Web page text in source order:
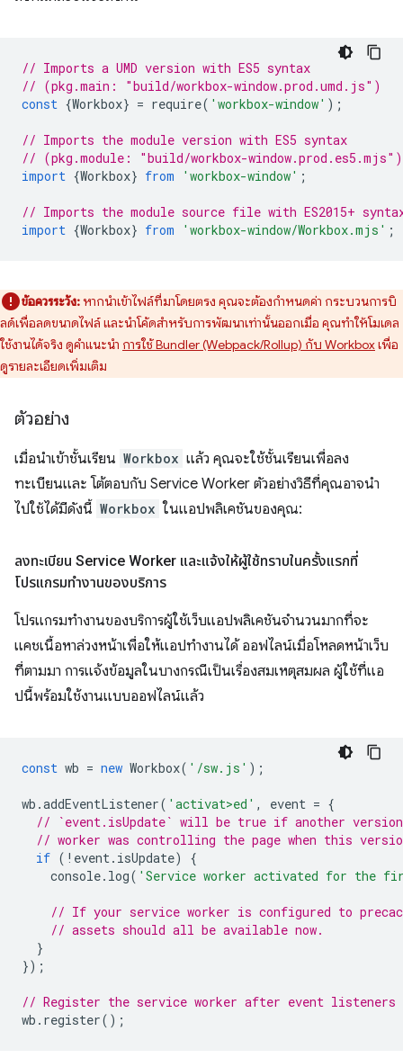
// Imports a UMD version with ES5 syntax
// (pkg.main: "build/workbox-window.prod.umd.js")
const {Workbox} = require( 'workbox-window' );
// Imports the module version with ES5 syntax
// (pkg.module: "build/workbox-window.prod.es5.mjs")
import {Workbox} from 'workbox-window' ;
// Imports the module source file with ES2015+
import {Workbox} from 'workbox-window/Workbox.mjs' ;
ข้อควรระวัง:หากนำเข้าไฟล์ที่มาโดยตรง คุณจะต้องกำหนดค่า กระบวนการบิ
ลด์เพื่อลดขนาดไฟล์ และนำโค้ดสำหรับการพัฒนาเท่านั้นออกเมื่อ คุณทำให้โมเดล
ใช้งานได้จริง ดูคำแนะนำ การใช้ Bundler (Webpack/Rollup) กับ Workboxเพื่อ
ดูรายละเอียดเพิ่มเติม
ตัวอย่าง
เมื่อนำเข้าชั้นเรียน Workbox แล้ว คุณจะใช้ชั้นเรียนเพื่อลง
ทะเบียนและ โต้ตอบกับ Service Worker ตัวอย่างวิธีที่คุณอาจนำ
ไปใช้ได้มีดังนี้ Workbox ในแอปพลิเคชันของคุณ:
ลงทะเบียน Service Worker และแจ้งให้ผู้ใช้ทราบในครั้งแรกที่
โปรแกรมทำงานของบริการ
โปรแกรมทำงานของบริการผู้ใช้เว็บแอปพลิเคชันจำนวนมากที่จะ
แคชเนื้อหาล่วงหน้าเพื่อให้แอปทำงานได้ ออฟไลน์เมื่อโหลดหน้าเว็บ
ที่ตามมา การแจ้งข้อมูลในบางกรณีเป็นเรื่องสมเหตุสมผล ผู้ใช้ที่แอ
ปนี้พร้อมใช้งานแบบออฟไลน์แล้ว
const wb = new Workbox( '/sw.js' );
wb .addEventListener( 'activat>ed' , event = {
// `event.isUpdate` will be true if another
// worker was controlling the page when this
if ( ! event. isUpdate)
{
console. log( 'Service worker activated for the
// If your service worker is configured to
// assets should all be available now.
}
});
// Register the service worker after event listeners
wb . register();